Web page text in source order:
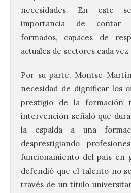
necesidades. En este
importancia de contar
formados, capaces de
actuales de sectores cada vez
Por su parte, Montse
necesidad de dignificar los
prestigio de la formación
intervención señaló que
la espalda a una
desprestigiando
funcionamiento del país en
defendió que el talento no
través de un título